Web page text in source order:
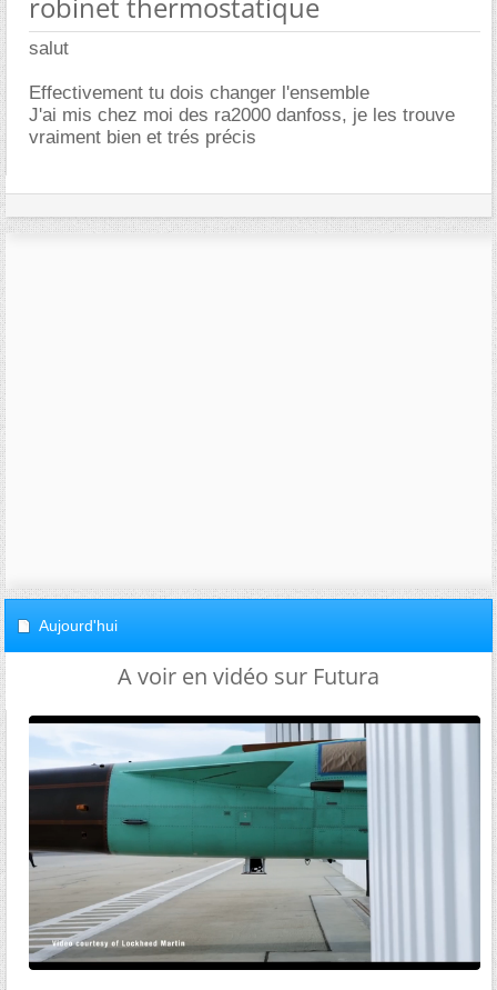
salut
Effectivement tu dois changer l'ensemble
J'ai mis chez moi des ra2000 danfoss, je les trouve
vraiment bien et trés précis
Aujourd'hui
A voir en vidéo sur Futura